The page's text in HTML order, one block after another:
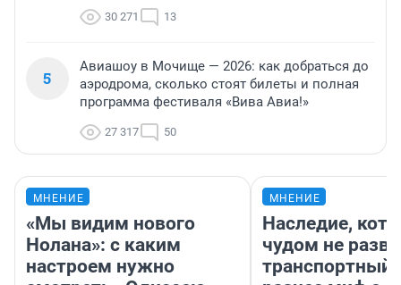
30 271 13
5
Авиашоу в Мочище — 2026: как добраться до
аэродрома, сколько стоят билеты и полная
программа фестиваля «Вива Авиа!»
27 317 50
МНЕНИЕ
«Мы видим нового
Нолана»: с каким
настроем нужно
МНЕНИЕ
Наследие,
чудом не
транспортный